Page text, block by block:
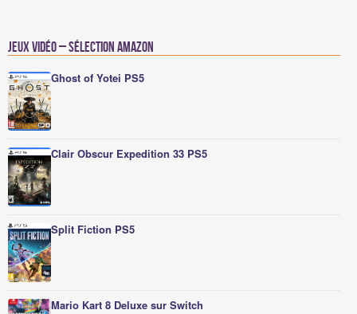
Jeux vidéo – Sélection Amazon
Ghost of Yotei PS5
Clair Obscur Expedition 33 PS5
Split Fiction PS5
Mario Kart 8 Deluxe sur Switch